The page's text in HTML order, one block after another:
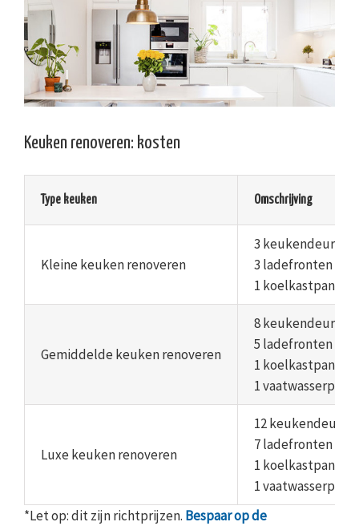
Keuken renoveren: kosten
Type keuken Omschrijving
Kleine keuken renoveren
3 keukendeuren
3 ladefronten
1 koelkastpaneel
Gemiddelde keuken renoveren
8 keukendeuren
5 ladefronten
1 koelkastpaneel
1
Luxe keuken renoveren
12 keukendeuren
7 ladefronten
1 koelkastpaneel
1
*Let op: dit zijn richtprijzen. Bespaar op de